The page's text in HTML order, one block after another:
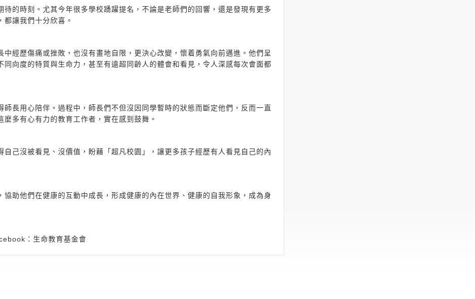
的時刻。尤其今年很多學校踴躍提名，不論是老師們的回響，還是發現有更多
讓我們十分欣喜。
經歷傷痛或挫敗，也沒有畫地自限，更決心改變，懷着勇氣向前邁進。他們呈
向度的特質與生命力，甚至有遠超同齡人的體會和看見，令人深感每次會面都
長用心陪伴。過程中，師長們不但沒因同學暫時的狀態而斷定他們，反而一直
多有心有力的教育工作者，實在感到鼓舞。
己沒被看見、沒價值，盼藉「超凡校園」，讓更多孩子經歷有人看見自己的內
助他們在健康的互動中成長，形成健康的內在世界、健康的自我形象，成為身
：生命教育基金會